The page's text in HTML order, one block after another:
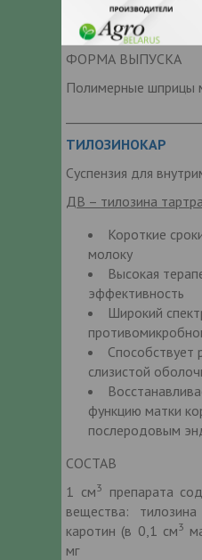
цефоперазон (в
мг, сульбактам 33 мг,
ФОРМА ВЫПУСКА
Полимерные шприцы
ТИЛОЗИНОКАР
Суспензия для
ДВ – тилозина
Короткие
молоку
Высокая
эффективность
Широкий
Способствует
слизистой
функцию матки
послеродовым
СОСТАВ
1 см3
препарата
вещества:
каротин (в 0,1 см3
мг